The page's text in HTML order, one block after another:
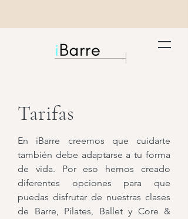
Tarifas
En iBarre creemos que cuidarte
también debe adaptarse a tu forma
de vida. Por eso hemos creado
diferentes opciones para que
puedas disfrutar de nuestras clases
de Barre, Pilates, Ballet y Core &